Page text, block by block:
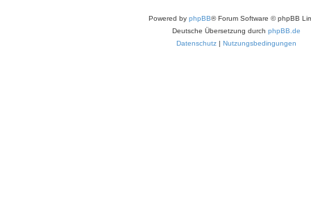
Powered by phpBB® Forum Software © phpBB
Deutsche Übersetzung durch phpBB.de
Datenschutz | Nutzungsbedingungen